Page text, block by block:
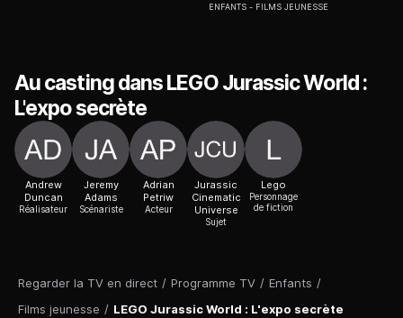
Regarder la TV en direct / Programme TV / Enfants /
Films jeunesse / LEGO Jurassic World : L'expo secrète
ENFANTS FILMS JEUNESSE
Au casting dans LEGO Jurassic World :
L'expo secrète
Andrew
Duncan
Réalisateur
Jeremy
Adams
Scénariste
Adrian
Petriw
Acteur
Jurassic
Cinematic
Universe
Sujet
Lego
Personnage
de fiction